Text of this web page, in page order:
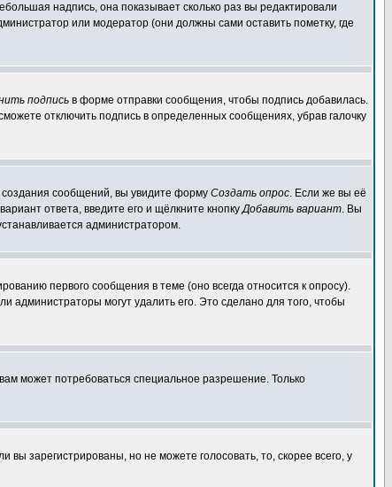
надпись, она показывает сколько раз вы редактировали
или модератор (они должны сами оставить пометку, где
подпись в форме отправки сообщения, чтобы подпись добавилась.
отключить подпись в определенных сообщениях, убрав галочку
создания сообщений, вы увидите форму Создать опрос. Если же вы её
ответа, введите его и щёлкните кнопкуДобавить вариант. Вы
администратором.
первого сообщения в теме (оно всегда относится к опросу).
администраторы могут удалить его. Это сделано для того, чтобы
может потребоваться специальное разрешение. Только
вы зарегистрированы, но не можете голосовать, то, скорее всего, у